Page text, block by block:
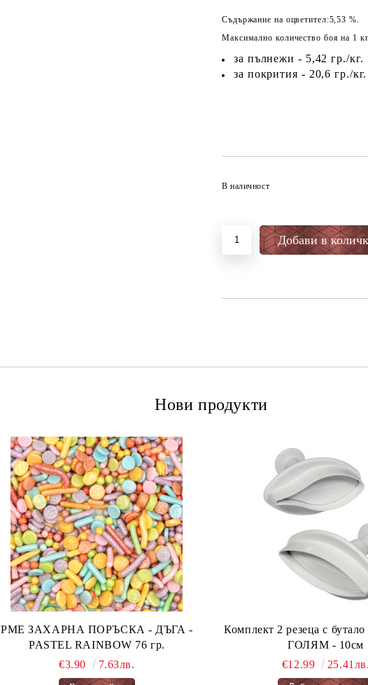
Съдържание на оцветител:5,53 %.
Максимално количество боя на 1
за пълнежи - 5,42 гр./кг.
за покрития - 20,6 гр./кг.
В наличност
Нови продукти
PME ЗАХАРНА ПОРЪСКА - ДЪГА -
PASTEL RAINBOW 76 гр.
€3.90
7.63лв.
Комплект 2 резеца с
ГОЛЯМ - 10см
€12.99
25.41лв.